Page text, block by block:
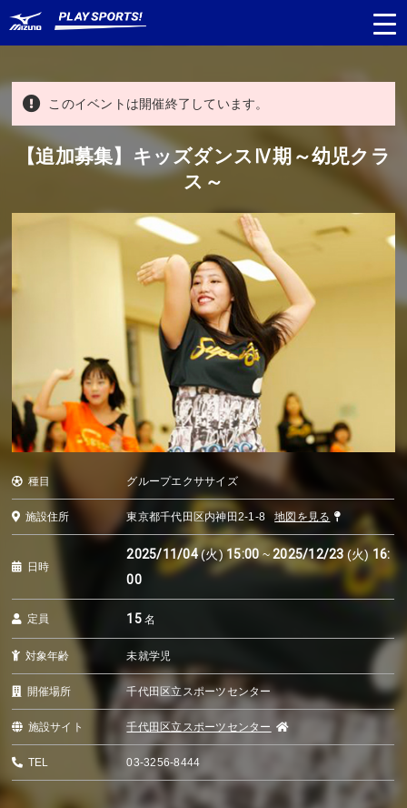
から探す
から探す
このイベントは開催終了しています。
【追加募集】キッズダンスⅣ期～幼児クラ
ス～
種目 グループエクササイズ
施設住所 東京都千代田区内神田2-1-8 地図を見る
日時
2025/11/04(火) 15:00 ~ 2025/12/23(火) 16:
00
定員 15名
対象年齢 未就学児
開催場所 千代田区立スポーツセンター
施設サイト 千代田区立スポーツセンター
TEL 03-3256-8444